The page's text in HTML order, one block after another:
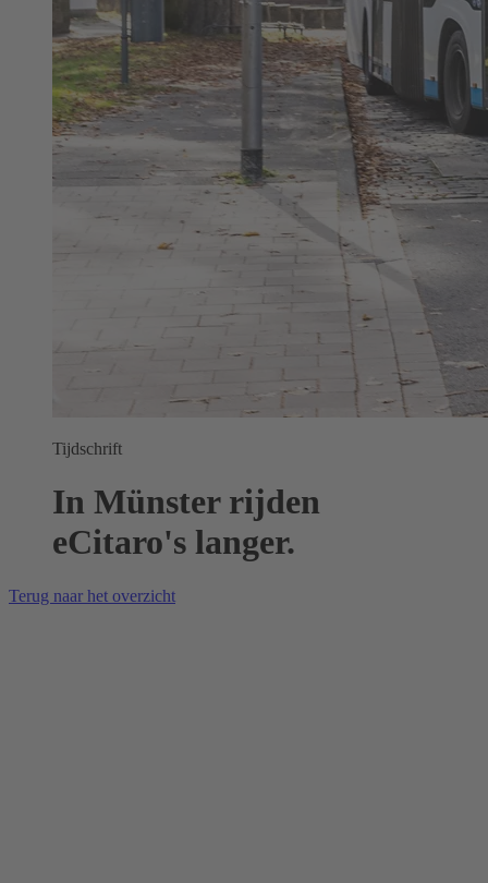
Tijdschrift
In Münster rijden
eCitaro's langer.
Terug naar het overzicht